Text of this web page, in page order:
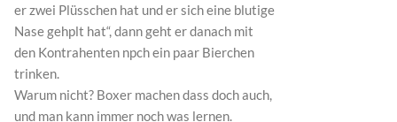
er zwei Plüsschen hat und er sich eine blutige
Nase gehplt hat“, dann geht er danach mit
den Kontrahenten npch ein paar Bierchen
trinken.
Warum nicht? Boxer machen dass doch auch,
und man kann immer noch was lernen.